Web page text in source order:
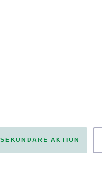
SEKUNDÄRE AKTION